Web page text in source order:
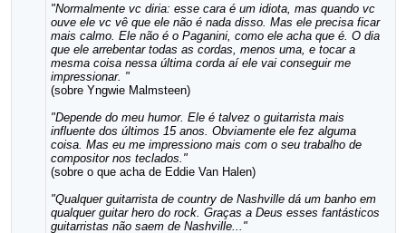
"Normalmente vc diria: esse cara é um idiota, mas quando vc
ouve ele vc vê que ele não é nada disso. Mas ele precisa ficar
mais calmo. Ele não é o Paganini, como ele acha que é. O dia
que ele arrebentar todas as cordas, menos uma, e tocar a
mesma coisa nessa última corda aí ele vai conseguir me
impressionar. "
(sobre Yngwie Malmsteen)
"Depende do meu humor. Ele é talvez o guitarrista mais
influente dos últimos 15 anos. Obviamente ele fez alguma
coisa. Mas eu me impressiono mais com o seu trabalho de
compositor nos teclados."
(sobre o que acha de Eddie Van Halen)
"Qualquer guitarrista de country de Nashville dá um banho em
qualquer guitar hero do rock. Graças a Deus esses fantásticos
guitarristas não saem de Nashville..."